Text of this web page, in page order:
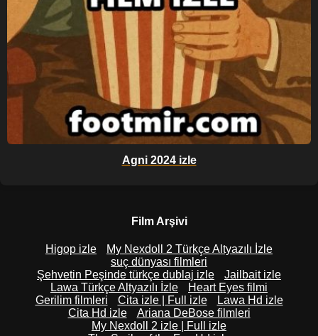
Agni 2024 izle
Film Arşivi
Higop izle
My Nexdoll 2 Türkçe Altyazılı İzle
suç dünyası filmleri
Şehvetin Peşinde türkçe dublaj izle
Jailbait izle
Lawa Türkçe Altyazılı İzle
Heart Eyes filmi
Gerilim filmleri
Cita izle | Full izle
Lawa Hd izle
Cita Hd izle
Ariana DeBose filmleri
My Nexdoll 2 izle | Full izle